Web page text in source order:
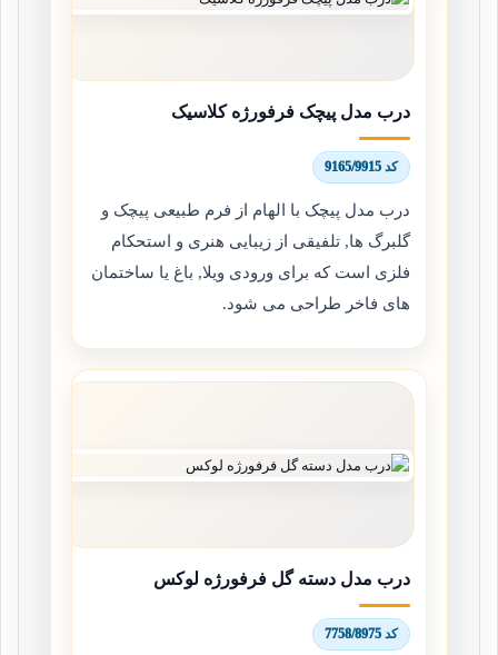
درب مدل پیچک فرفورژه کلاسیک
کد 9165/9915
درب مدل پیچک با الهام از فرم طبیعی پیچک و
گلبرگ ها, تلفیقی از زیبایی هنری و استحکام
فلزی است که برای ورودی ویلا, باغ یا ساختمان
های فاخر طراحی می شود.
درب مدل دسته گل فرفورژه لوکس
کد 7758/8975